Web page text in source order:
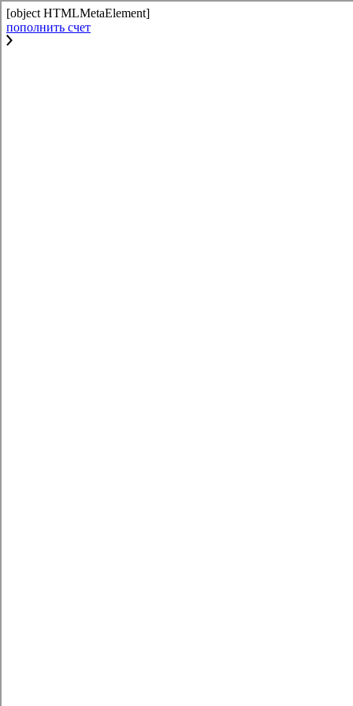
[object HTMLMetaElement]
пополнить счет